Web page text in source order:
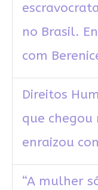
no Brasil.
com
Direitos
que chegou
enraizou
“A mulher